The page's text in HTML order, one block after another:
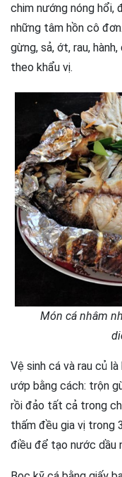
chim nướng nóng hổi,
những tâm hồn cô
gừng, sả, ớt, rau,
theo khẩu vị.
Món cá nhâm
Vệ sinh cá và rau củ
ướp bằng cách: trộn
rồi đảo tất cả trong
thấm đều gia vị trong
điều để tạo nước dầu